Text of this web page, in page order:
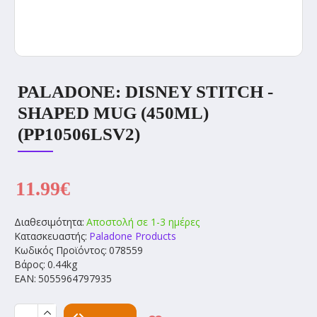
PALADONE: DISNEY STITCH -
SHAPED MUG (450ML)
(PP10506LSV2)
Διαθεσιμότητα: Αποστολή σε 1-3 ημέρες
Κατασκευαστής: Paladone Products
Κωδικός Προϊόντος: 078559
Βάρος: 0.44kg
EAN: 5055964797935
11.99€